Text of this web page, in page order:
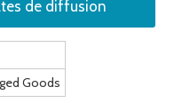
de diffusion
Goods